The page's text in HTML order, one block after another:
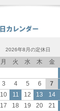
2026年8月の定休日
月 火 水 木 金
3 4 5 6 7
10 11 12 13 14
17 18 19 20 21